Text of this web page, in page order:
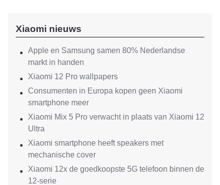
Xiaomi nieuws
Apple en Samsung samen 80% Nederlandse
markt in handen
Xiaomi 12 Pro wallpapers
Consumenten in Europa kopen geen Xiaomi
smartphone meer
Xiaomi Mix 5 Pro verwacht in plaats van Xiaomi 12
Ultra
Xiaomi smartphone heeft speakers met
mechanische cover
Xiaomi 12x de goedkoopste 5G telefoon binnen de
12-serie